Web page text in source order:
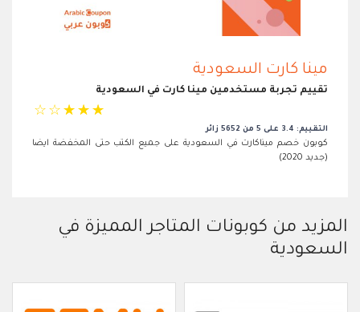
مينا كارت السعودية
تقييم تجربة مستخدمين مينا كارت في السعودية
☆ ☆ ☆ ☆ ☆
التقييم: 3.4 على 5 من 5652 زائر
كوبون خصم ميناكارت في السعودية على جميع الكتب حتى المخفضة ايضا
(جديد 2020)
المزيد من كوبونات المتاجر المميزة في
السعودية